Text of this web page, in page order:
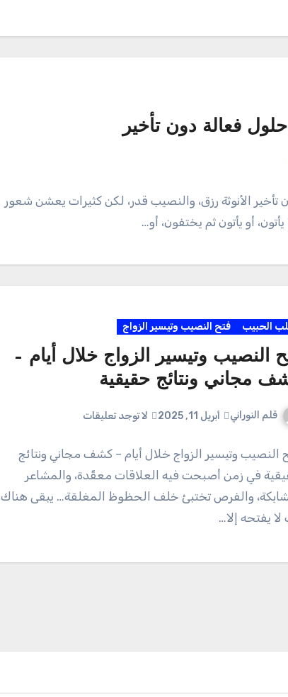
فعالة دون تأخير
الأنوثة رزق، والنصيب قدر، لكن كثيرات يعشن شعور
أو يأتون ثم يختفون، أو…
الحبيب فتح النصيب وتيسير الزواج
النصيب وتيسير الزواج خلال أيام –
مجاني ونتائج حقيقية
قلم النوراني أبريل 11, 2025 لا توجد تعليقات
النصيب وتيسير الزواج خلال أيام – كشف مجاني ونتائج
في زمن أصبحت فيه العلاقات معقّدة، والمشاعر
والفرص تختبئ خلف الحظوظ المغلقة… يبقى هناك
لا يفتحه إلا…